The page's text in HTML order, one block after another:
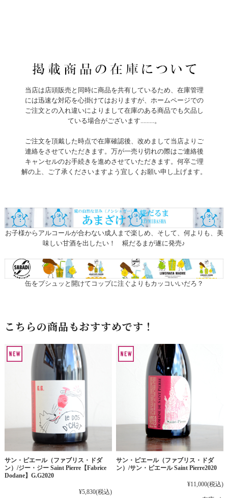
当店は店頭販売と同時に商品を共有しているため、在庫管理
には迅速な対応を心掛けてはおりますが、ホームページでの
ご注文との入れ違いによりまして在庫のある商品でも欠品し
ている場合がございます.........。
ご注文を頂戴した時点で在庫確認後、改めまして当店よりご
連絡をさせていただきます。万が一売り切れの際はご連絡後
キャンセルのお手続きを進めさせていただきます。何卒ご理
解の上、ご了承くださいますよう宜しくお願い申し上げます。
お子様からアルコールが合わない成人まで楽しめ、そして、何よりも、美
味しい甘酒を出したい！ 糀だるまが遂に発売♪
缶をプシュッと開けてコップに注ぐよりもカッコいいだろ？
こちらの商品もおすすめです！
サン・ピエール（ファブリス・ドダ
ン）/ジー・ジー Saint Pierre【Fabrice
Dodane】G.G2020
¥5,830(税込)
サン・ピエール（ファブリス・ドダ
ン）/サン・ピエール Saint Pierre2020
¥11,000(税込)